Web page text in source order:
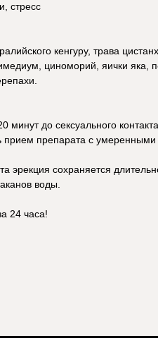
стресс
кенгуру, трава
циноморий, яички яка,
минут до сексуального
прием препарата с
эрекция сохраняется
воды.
24 часа!